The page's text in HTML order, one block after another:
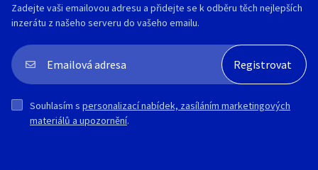
Zadejte vaši emailovou adresu a přidejte se k odběru těch nejlepších
inzerátu z našeho serveru do vašeho emailu.
Souhlasím s personalizací nabídek, zasíláním marketingových
materiálů a upozornění.